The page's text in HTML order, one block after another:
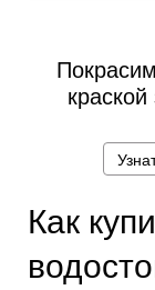
Как